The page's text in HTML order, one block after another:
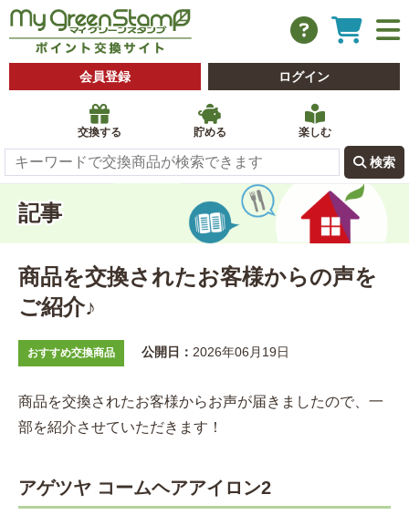
会員登録 ログイン
交換する 貯める 楽しむ
 検索
記事
商品を交換されたお客様からの声を
ご紹介♪
おすすめ交換商品 公開日： 2026年06月19日
商品を交換されたお客様からお声が届きましたので、 一
部を紹介させていただきます！
アゲツヤ コームヘアアイロン2